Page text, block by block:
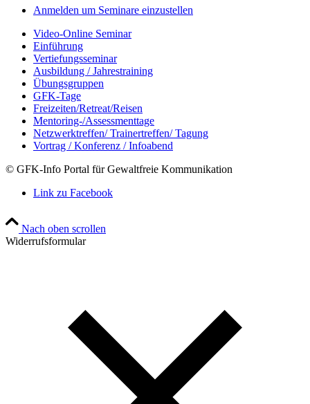
Anmelden um Seminare einzustellen
Video-Online Seminar
Einführung
Vertiefungsseminar
Ausbildung / Jahrestraining
Übungsgruppen
GFK-Tage
Freizeiten/Retreat/Reisen
Mentoring-/Assessmenttage
Netzwerktreffen/ Trainertreffen/ Tagung
Vortrag / Konferenz / Infoabend
© GFK-Info Portal für Gewaltfreie Kommunikation
Link zu Facebook
Nach oben scrollen
Widerrufsformular